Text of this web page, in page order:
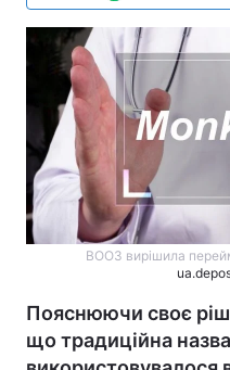
ВООЗ вирішила
Пояснюючи своє
що традиційна